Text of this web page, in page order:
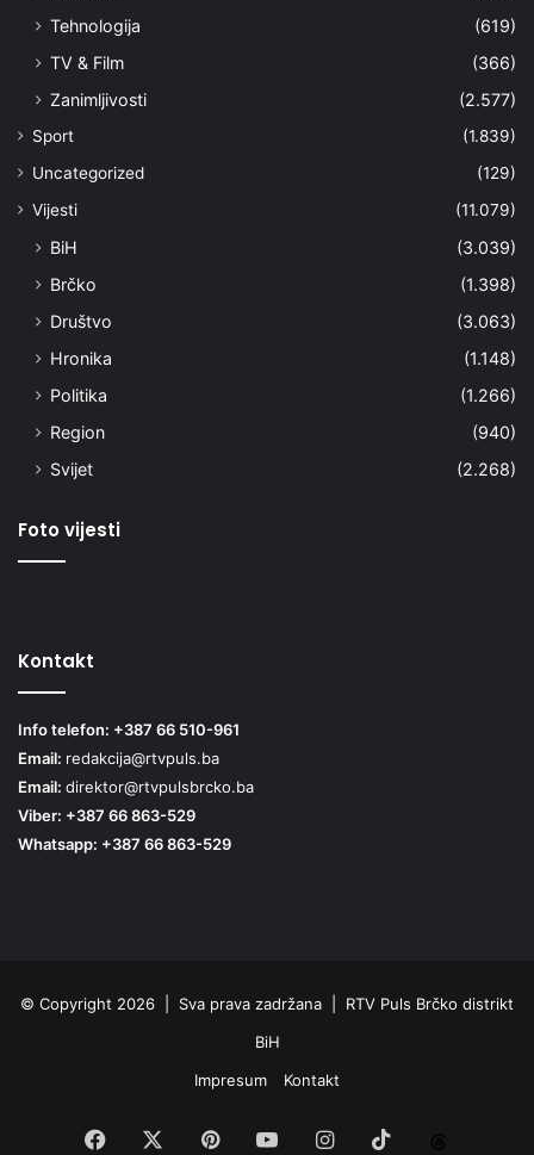
Tehnologija
(619)
TV & Film
(366)
Zanimljivosti
(2.577)
Sport
(1.839)
Uncategorized
(129)
Vijesti
(11.079)
BiH
(3.039)
Brčko
(1.398)
Društvo
(3.063)
Hronika
(1.148)
Politika
(1.266)
Region
(940)
Svijet
(2.268)
Foto vijesti
Kontakt
Info telefon: +387 66 510-961
Email: redakcija@rtvpuls.ba
Email: direktor@rtvpulsbrcko.ba
Viber: +387 66 863-529
Whatsapp: +387 66 863-529
© Copyright 2026 | Sva prava zadržana | RTV Puls Brčko distrikt
BiH
Impresum
Kontakt
Facebook PinterestYouTubeInstagram
TikTok